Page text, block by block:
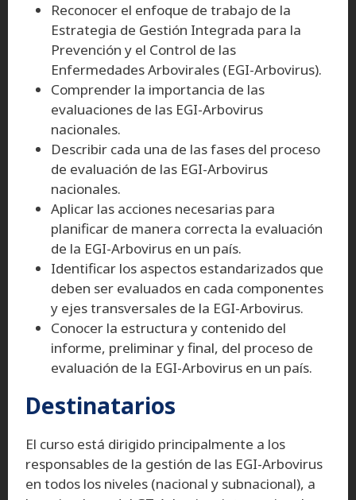
Reconocer el enfoque de trabajo de la
Estrategia de Gestión Integrada para la
Prevención y el Control de las
Enfermedades Arbovirales (EGI-Arbovirus).
Comprender la importancia de las
evaluaciones de las EGI-Arbovirus
nacionales.
Describir cada una de las fases del proceso
de evaluación de las EGI-Arbovirus
nacionales.
Aplicar las acciones necesarias para
planificar de manera correcta la evaluación
de la EGI-Arbovirus en un país.
Identificar los aspectos estandarizados que
deben ser evaluados en cada componentes
y ejes transversales de la EGI-Arbovirus.
Conocer la estructura y contenido del
informe, preliminar y final, del proceso de
evaluación de la EGI-Arbovirus en un país.
Destinatarios
El curso está dirigido principalmente a los
responsables de la gestión de las EGI-Arbovirus
en todos los niveles (nacional y subnacional), a